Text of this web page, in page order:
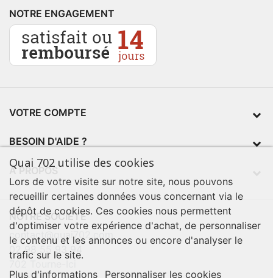
NOTRE ENGAGEMENT
VOTRE COMPTE
BESOIN D'AIDE ?
À PROPOS
NOTRE SOCIÉTÉ
contact@quai702.com
02 98 55 93 94
Quai 702 utilise des cookies
Lors de votre visite sur notre site, nous pouvons
recueillir certaines données vous concernant via le
dépôt de cookies. Ces cookies nous permettent
d'optimiser votre expérience d'achat, de personnaliser
le contenu et les annonces ou encore d'analyser le
trafic sur le site.
Plus d'informations
Personnaliser les cookies